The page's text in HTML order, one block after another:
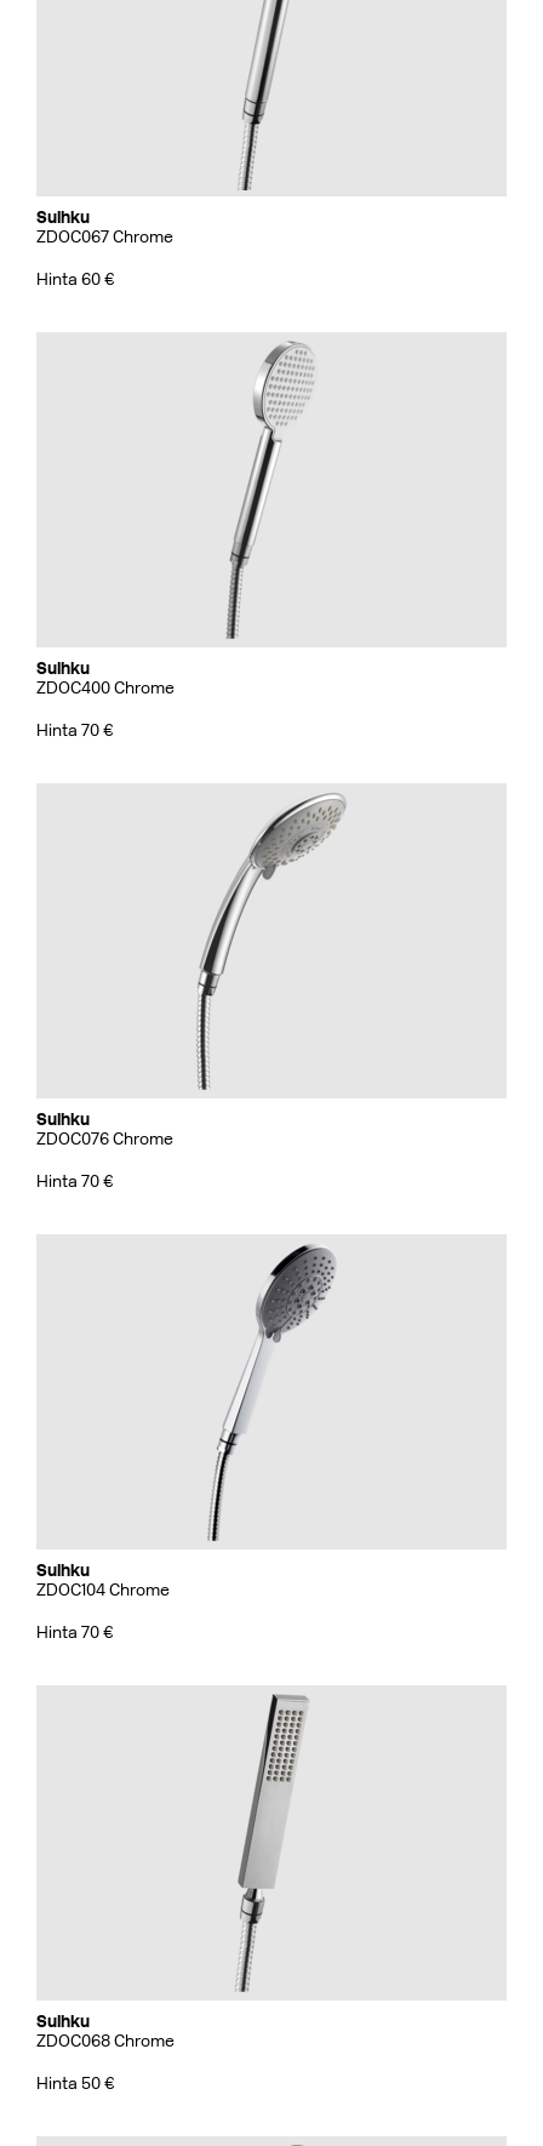
Suihku
ZDOC067 Chrome
Hinta 60 €
Suihku
ZDOC400 Chrome
Hinta 70 €
Suihku
ZDOC076 Chrome
Hinta 70 €
Suihku
ZDOC104 Chrome
Hinta 70 €
Suihku
ZDOC068 Chrome
Hinta 50 €